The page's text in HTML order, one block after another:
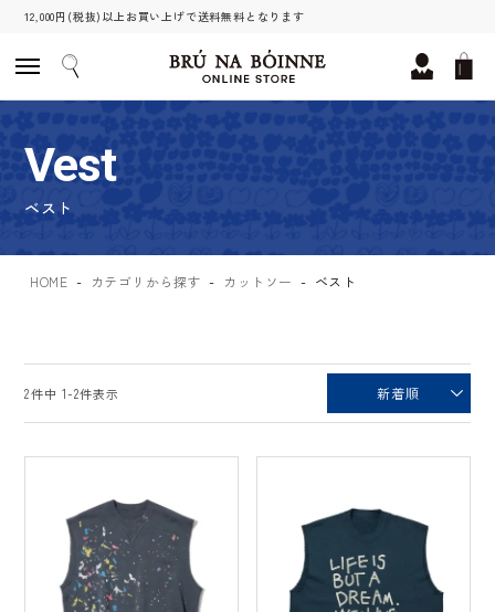
12,000円(税抜)以上お買い上げで送料無料となります
Vest
ベスト
HOME カテゴリから探す カットソー ベスト
新着順
2件中 1-2件表示